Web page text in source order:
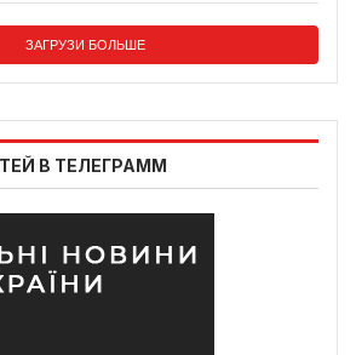
ЗАГРУЗИ БОЛЬШЕ
В ТЕЛЕГРАММ